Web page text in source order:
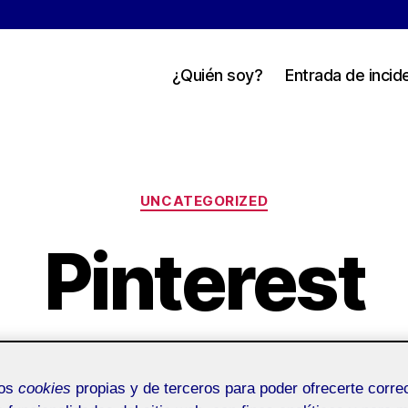
¿Quién soy? Entrada de
Categorías
UNCATEGORIZED
Pinterest
de
Entrada fija
cookies propias y de terceros para poder ofrecerte